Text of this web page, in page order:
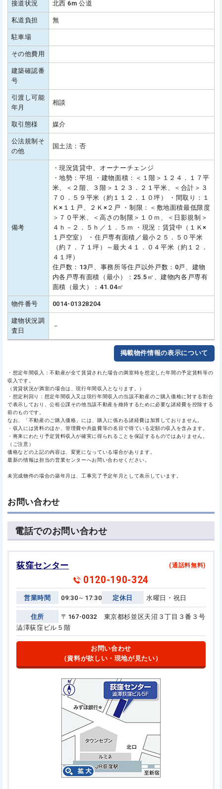
接道状況 北西 6m 公道
私道負担 無
駐車場
その他費用
建築確認番
号
引渡し可能
年月
相談
取引態様 媒介
公法規制そ
の他
国土法：否
備考
・現況賃貸中、オーナーチェンジ
・地勢：平坦 ・建物面積：＜１階＞１２４．１７平
米、＜２階、３階＞１２３．２１平米、＜合計＞３
７０．５９平米（約１１２．１０坪） ・間取り：１
Ｋ×１１戸、２Ｋ×２戸 ・制限：＜敷地面積最低限度
＞７０平米、＜高さの制限＞１０ｍ、＜日影規制＞
４ｈ－２．５ｈ／１．５ｍ ・現況：賃貸中（１Ｋ×
１戸空室） ・住戸専有面積／最小２５．５０平米
（約７．７１坪）～最大４１．０４平米（約１２．
４１坪）
住戸数：13戸、事務所等住戸以外戸数：0戸、建物
内各戸専有面積（最小）：25.5㎡、建物内各戸専有
面積（最大）：41.04㎡
物件番号 0014-01328204
建物状況調
査日
－
掲載物件情報の表示について
・想定年間収入：不動産が全て賃貸された場合の満室時を想定した年間の予定賃料等の
収入です。
（賃貸状況が満室の場合は、現行年間収入となります。）
・想定利回り：想定年間収入又は現行年間収入の当該不動産のご購入価格に対する割合
で表示しており、公租公課その他当該不動産を維持するために必要な諸経費を控除する
前のものです。
なお、「不動産のご購入価格」には、購入に係わる諸経費は加算しておりません。
・収入には賃料のほか、管理費や共益費等の名目で得ている定額の収入を含みます。
・将来にわたり予定賃料収入が確実に得られることを保証するものではありません。
（ご注意）
価格などの上記の内容は、変更になっている場合があります。
最新の情報は担当の営業センターへお問い合わせください。
未完成物件の場合の築年月は、工事完了予定年月として表示しています。
お問い合わせ
電話でのお問い合わせ
荻窪センター
0120-190-324
(通話料無料)
営業時間 09:30～17:30 定休日 水曜日・祝日
住所
〒167-0032 東京都杉並区天沼３丁目３番３号
澁澤荻窪ビル５階
お問い合わせ
（資料が欲しい・現地が見たい）